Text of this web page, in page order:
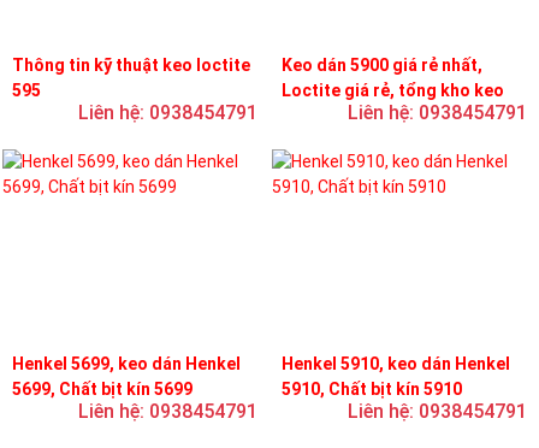
Thông tin kỹ thuật keo loctite
595
Liên hệ: 0938454791
Keo dán 5900 giá rẻ nhất,
Loctite giá rẻ, tổng kho keo
Liên hệ: 0938454791
Henkel 5699, keo dán Henkel
5699, Chất bịt kín 5699
Liên hệ: 0938454791
Henkel 5910, keo dán Henkel
5910, Chất bịt kín 5910
Liên hệ: 0938454791